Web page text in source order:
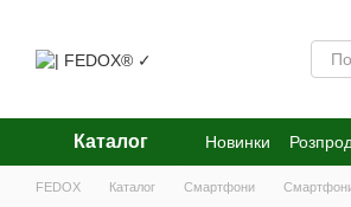
Каталог Новинки
FEDOX Каталог Смартфони